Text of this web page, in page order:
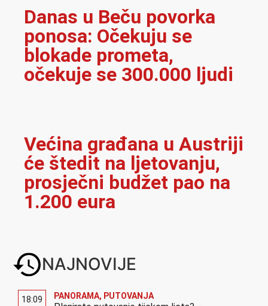
Danas u Beču povorka
ponosa: Očekuju se
blokade prometa,
očekuje se 300.000 ljudi
Većina građana u Austriji
će štedit na ljetovanju,
prosječni budžet pao na
1.200 eura
NAJNOVIJE
18:09 PANORAMA, PUTOVANJA